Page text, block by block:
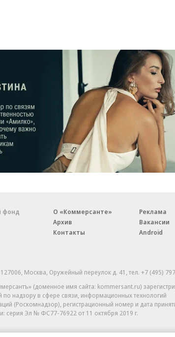
фонд
О «Коммерсанте»
Архив
Контакты
Реклама
Вакансии
Android
Москва, Оружейный переулок д. 41,тел. +7 (495)
(доменное имя сайта: kommersant.ru)
надзору в сфере связи, информационных технологий
(Роскомнадзор), регистрационный номер и дата
серия Эл № ФС77-76922 от 11 октября 2019 г.